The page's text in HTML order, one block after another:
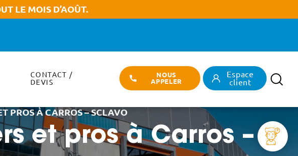
LE MOIS D’AOÛT.
CONTACT /
DEVIS
NOUS
APPELER
Espace
client
Recherche
PROS À CARROS – SCLAVO
et pros à Carros –